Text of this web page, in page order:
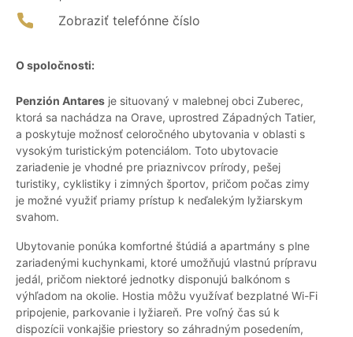
Zobraziť telefónne číslo
O spoločnosti:
Penzión Antares je situovaný v malebnej obci Zuberec,
ktorá sa nachádza na Orave, uprostred Západných Tatier,
a poskytuje možnosť celoročného ubytovania v oblasti s
vysokým turistickým potenciálom. Toto ubytovacie
zariadenie je vhodné pre priaznivcov prírody, pešej
turistiky, cyklistiky i zimných športov, pričom počas zimy
je možné využiť priamy prístup k neďalekým lyžiarskym
svahom.
Ubytovanie ponúka komfortné štúdiá a apartmány s plne
zariadenými kuchynkami, ktoré umožňujú vlastnú prípravu
jedál, pričom niektoré jednotky disponujú balkónom s
výhľadom na okolie. Hostia môžu využívať bezplatné Wi-Fi
pripojenie, parkovanie i lyžiareň. Pre voľný čas sú k
dispozícii vonkajšie priestory so záhradným posedením,